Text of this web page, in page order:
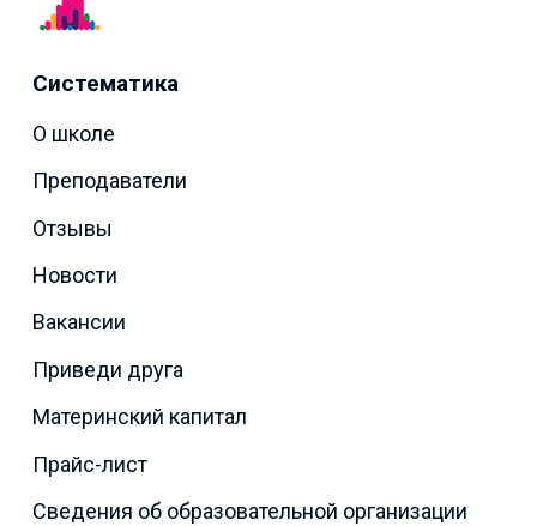
Систематика
О школе
Преподаватели
Отзывы
Новости
Вакансии
Приведи друга
Материнский капитал
Прайс-лист
Сведения об образовательной организации